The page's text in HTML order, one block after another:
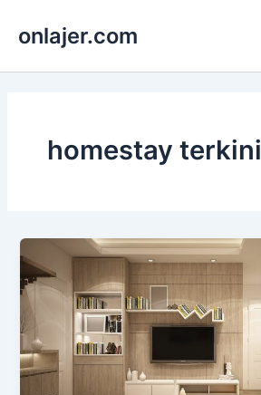
onlajer.com
homestay terkini